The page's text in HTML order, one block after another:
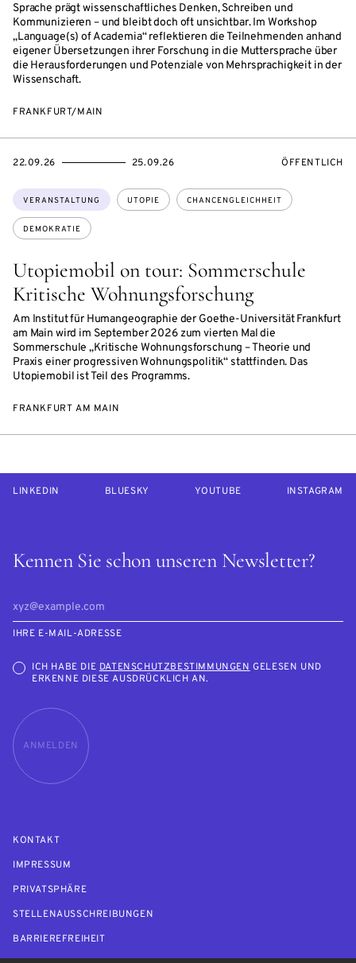
Sprache prägt wissenschaftliches Denken, Schreiben und
Kommunizieren – und bleibt doch oft unsichtbar. Im Workshop
„Language(s) of Academia“ reflektieren die Teilnehmenden anhand
eigener Übersetzungen ihrer Forschung in die Muttersprache über
die Herausforderungen und Potenziale von Mehrsprachigkeit in der
Wissenschaft.
FRANKFURT/MAIN
Utopiemobil on tour: Sommerschule
Kritische Wohnungsforschung
Am Institut für Humangeographie der Goethe-Universität Frankfurt
am Main wird im September 2026 zum vierten Mal die
Sommerschule „Kritische Wohnungsforschung – Theorie und
Praxis einer progressiven Wohnungspolitik“ stattfinden. Das
Utopiemobil ist Teil des Programms.
Themen:
VERANSTALTUNG UTOPIE CHANCENGLEICHHEIT
DEMOKRATIE
EVENTBEGINSON
22.09.26
EVENTENDSON 25.09.26 ÖFFENTLICH
FRANKFURT AM MAIN
Kennen Sie schon unseren Newsletter?
IHRE E-MAIL-ADRESSE
ICH HABE DIEDATENSCHUTZBESTIMMUNGENGELESEN UND
ERKENNE DIESE AUSDRÜCKLICH AN.
ANMELDEN
LINKEDIN BLUESKY YOUTUBE INSTAGRAM
KONTAKT
IMPRESSUM
PRIVATSPHÄRE
STELLENAUSSCHREIBUNGEN
BARRIEREFREIHEIT